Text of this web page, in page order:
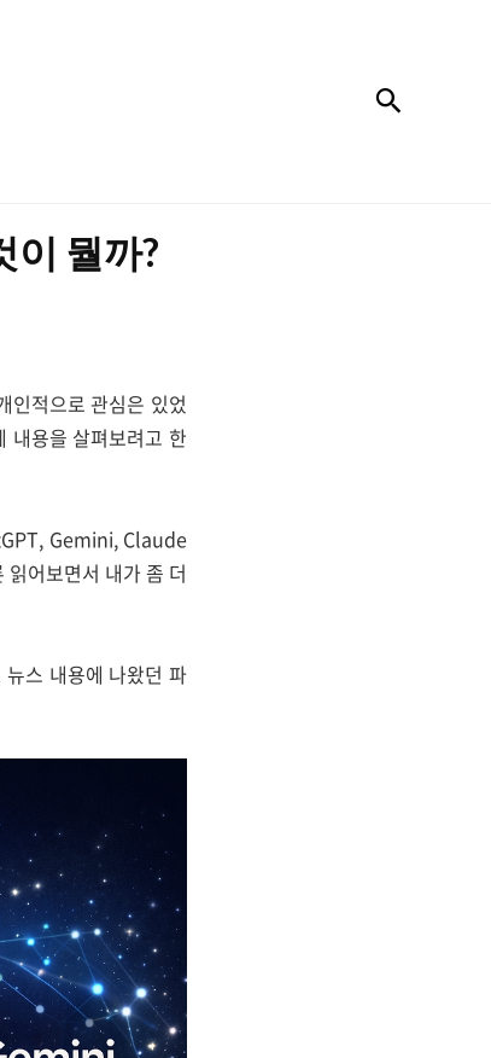
이 뭘까?
인적으로 관심은 있었
내용을 살펴보려고 한
Gemini, Claude
어보면서 내가 좀 더
스 내용에 나왔던 파